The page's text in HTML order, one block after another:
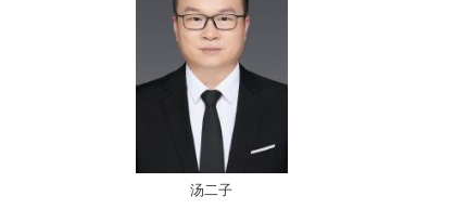
汤二子